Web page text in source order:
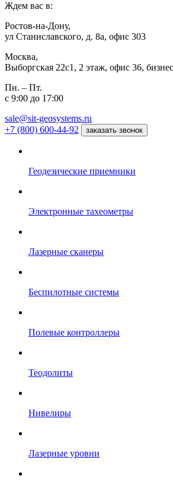
Ждем вас в:
Ростов-на-Дону,
ул Станиславского, д. 8а, офис 303
Москва,
Выборгская 22с1, 2 этаж, офис 36,
Пн. – Пт.
с 9:00 до 17:00
sale@sit-geosystems.ru
+7 (800) 600-44-92
заказать звонок
Геодезические приемники
Электронные тахеометры
Лазерные сканеры
Беспилотные системы
Полевые контроллеры
Теодолиты
Нивелиры
Лазерные уровни